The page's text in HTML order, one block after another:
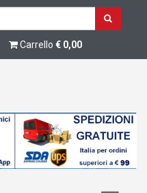
Carrello € 0,00